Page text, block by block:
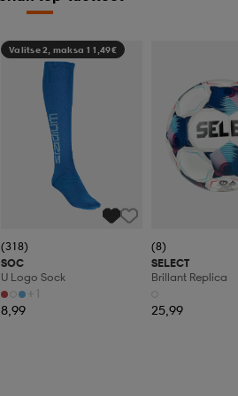
Valitse 2, maksa 11,49€
(318)
SOC
U Logo Sock
+1
8,99
(8)
SELECT
Brillant Replica
25,99